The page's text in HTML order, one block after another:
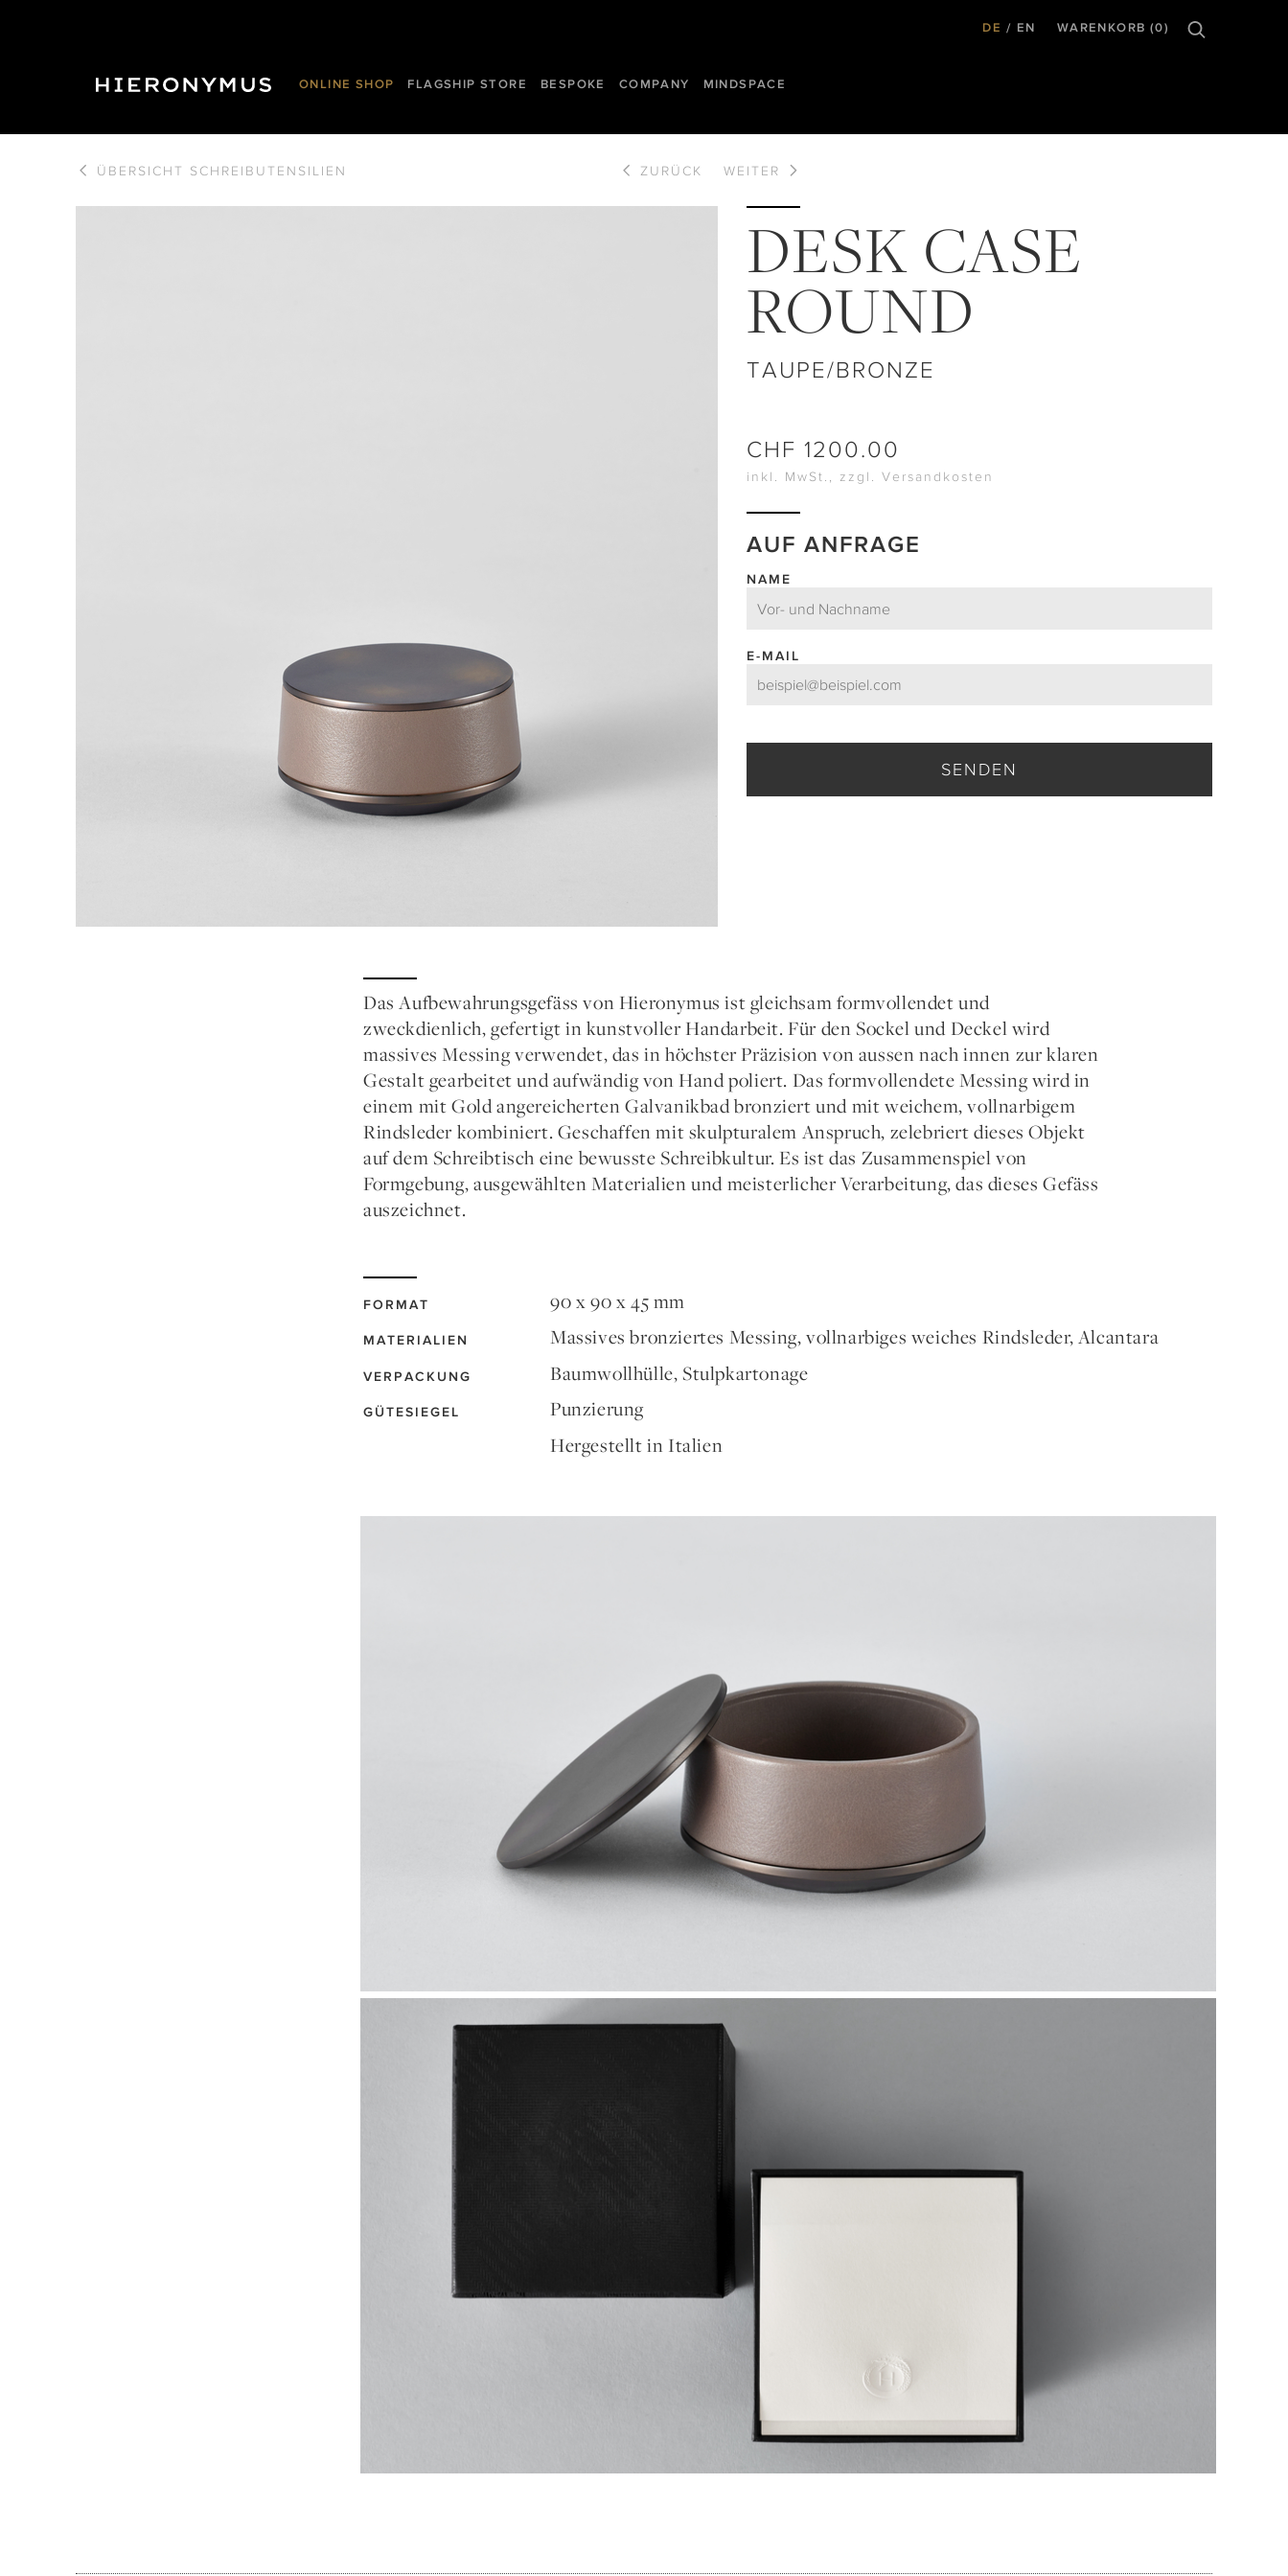
DE EN WARENKORB (0)
ONLINE SHOP FLAGSHIP STORE BESPOKE COMPANY MINDSPACE
ÜBERSICHT SCHREIBUTENSILIEN ZURÜCK WEITER
DESK CASE
ROUND
TAUPE/BRONZE
CHF 1200.00
inkl. MwSt., zzgl. Versandkosten
AUF ANFRAGE
NAME
E-MAIL
SENDEN
Das Aufbewahrungsgefäss von Hieronymus ist gleichsam formvollendet und
zweckdienlich, gefertigt in kunstvoller Handarbeit. Für den Sockel und Deckel wird
massives Messing verwendet, das in höchster Präzision von aussen nach innen zur klaren
Gestalt gearbeitet und aufwändig von Hand poliert. Das formvollendete Messing wird in
einem mit Gold angereicherten Galvanikbad bronziert und mit weichem, vollnarbigem
Rindsleder kombiniert. Geschaffen mit skulpturalem Anspruch, zelebriert dieses Objekt
auf dem Schreibtisch eine bewusste Schreibkultur. Es ist das Zusammenspiel von
Formgebung, ausgewählten Materialien und meisterlicher Verarbeitung, das dieses Gefäss
auszeichnet.
FORMAT 90 x 90 x 45 mm
MATERIALIEN Massives bronziertes Messing, vollnarbiges weiches Rindsleder, Alcantara
VERPACKUNG Baumwollhülle, Stulpkartonage
GÜTESIEGEL
Punzierung
Hergestellt in Italien